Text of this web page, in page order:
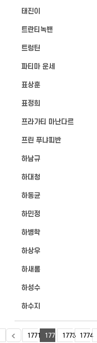
태진이
트란티녹밴
트렁틴
파티마 운세
표상훈
표정희
프라가티 마난다르
프린 푸냐피반
하남규
하대청
하동균
하민정
하병학
하상우
하새롬
하성수
하수지
1771 1772 1773 1774